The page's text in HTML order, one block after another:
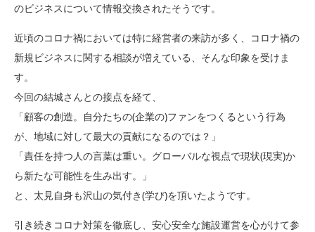
のビジネスについて情報交換されたそうです。
近頃のコロナ禍においては特に経営者の来訪が多く、コロナ禍の
新規ビジネスに関する相談が増えている、そんな印象を受けま
す。
今回の結城さんとの接点を経て、
「顧客の創造。自分たちの(企業の)ファンをつくるという行為
が、地域に対して最大の貢献になるのでは？」
「責任を持つ人の言葉は重い。グローバルな視点で現状(現実)か
ら新たな可能性を生み出す。」
と、太見自身も沢山の気付き(学び)を頂いたようです。
引き続きコロナ対策を徹底し、安心安全な施設運営を心がけて参